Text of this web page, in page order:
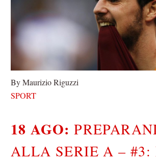
By Maurizio Riguzzi
SPORT
18 AGO:
ALLA SERIE A – #3: